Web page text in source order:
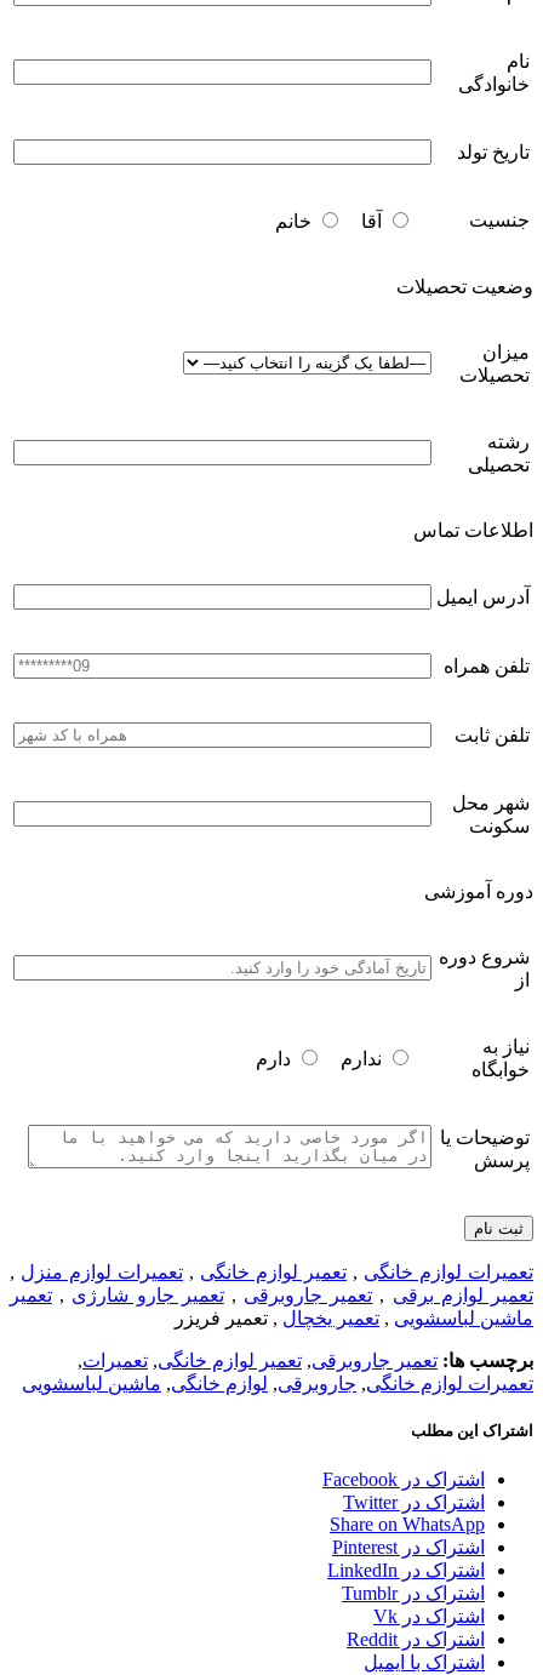
نام
خانوادگی
تاریخ تولد
جنسیت آقا خانم
وضعیت تحصیلات
میزان
تحصیلات
رشته
تحصیلی
اطلاعات تماس
آدرس ایمیل
تلفن همراه
تلفن ثابت
شهر محل
سکونت
دوره آموزشی
شروع دوره
از
نیاز به
خوابگاه
ندارم دارم
توضیحات یا
پرسش
تعمیرات لوازم خانگی , تعمیر لوازم خانگی , تعمیرات لوازم منزل ,
تعمیر لوازم برقی , تعمیر جاروبرقی ,تعمیر جارو شارژی , تعمیر
ماشین لباسشویی , تعمیر یخچال , تعمیر فریزر
برچسب ها: تعمیر جاروبرقی, تعمیر لوازم خانگی, تعمیرات,
تعمیرات لوازم خانگی, جاروبرقی, لوازم خانگی, ماشین لباسشویی
اشتراک این مطلب
اشتراک در Facebook
اشتراک در Twitter
Share on WhatsApp
اشتراک در Pinterest
اشتراک در LinkedIn
اشتراک در Tumblr
اشتراک در Vk
اشتراک در Reddit
اشتراک با ایمیل